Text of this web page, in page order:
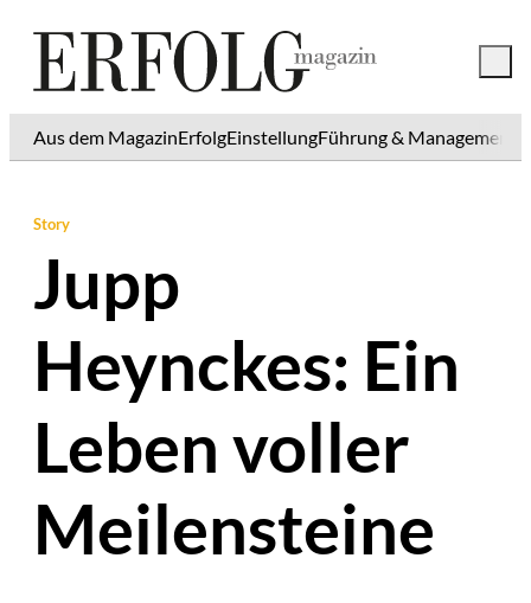
Aus dem MagazinErfolgEinstellungFührung & Management
Story
Jupp
Heynckes: Ein
Leben voller
Meilensteine